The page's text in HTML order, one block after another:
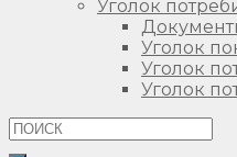
Уголок
Уголок
Уголок
Уголок